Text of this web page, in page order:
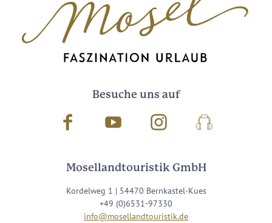
Besuche uns auf
Facebook Youtube InstagramPodcast
Mosellandtouristik GmbH
Kordelweg 1 | 54470 Bernkastel-Kues
+49 (0)6531-97330
info@mosellandtouristik.de